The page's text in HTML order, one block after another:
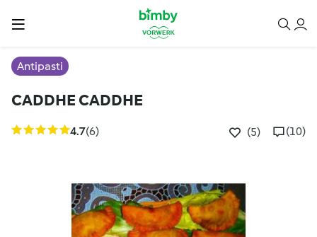
Antipasti
CADDHE CADDHE
4.7(6) (5) (10)